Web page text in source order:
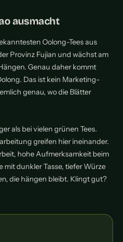
ausmacht
Oolong-Tees aus
Provinz Fujian und wächst am
Genau daher kommt
Das ist kein Marketing-
genau, wo die Blätter
als bei vielen grünen Tees.
greifen hier ineinander.
hohe Aufmerksamkeit beim
mit dunkler Tasse, tiefer Würze
die hängen bleibt. Klingt gut?